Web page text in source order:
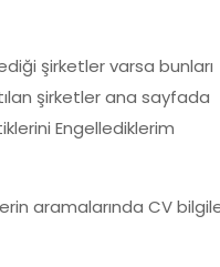
şirketler varsa bunları
şirketler ana sayfada
Engellediklerim
aramalarında CV